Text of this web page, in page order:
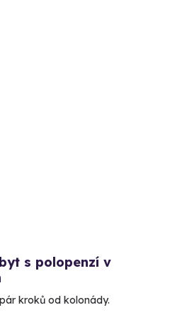
s polopenzí v
kroků od kolonády.